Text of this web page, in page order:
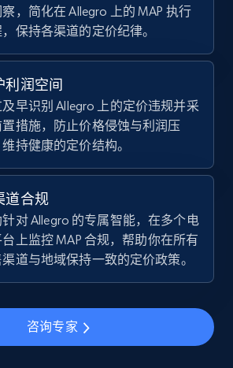
discover records by shop url
Description, Currency, Initial
Discount percent, and more.
667+
info
name, Description, Detailed
Return policy, and more.
，简化在 Allegro 上的 MAP 执行
保持各渠道的定价纪律。
利润空间
早识别 Allegro 上的定价违规并采
措施，防止价格侵蚀与利润压
持健康的定价结构。
道合规
对 Allegro 的专属智能，在多个电
上监控 MAP 合规，帮助你在所有
道与地域保持一致的定价政策。
咨询专家